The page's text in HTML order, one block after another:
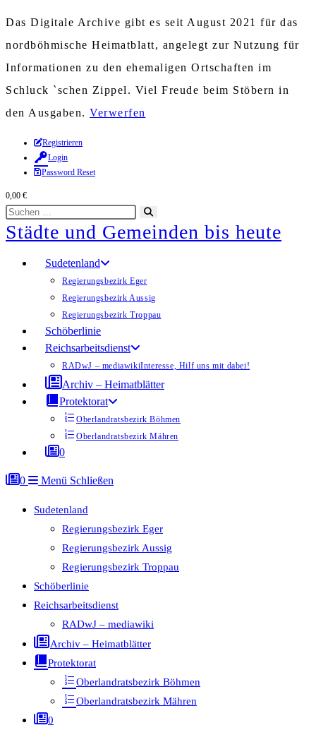
Das Digitale Archive gibt es seit August 2021 für das
nordböhmische Heimatblatt, angelegt zur Nutzung für
Informationen zu den ehemaligen Ortschaften im
Schluck `schen Zippel. Viel Freude beim Stöbern in
den Ausgaben. Verwerfen
Zum
Inhalt
springen
Registrieren
Login
Password Reset
0,00 €
Diese
Website
durchsuchen
starten
Städte und Gemeinden bis heute
Sudetenland
Regierungsbezirk Eger
Regierungsbezirk Aussig
Regierungsbezirk Troppau
Schöberlinie
Reichsarbeitsdienst
RADwJ – mediawikiInteresse, Hilf uns mit dabei!
Archiv – Heimatblätter
Protektorat
Oberlandratsbezirk Böhmen
Oberlandratsbezirk Mähren
0
0 Menü Schließen
Sudetenland
Regierungsbezirk Eger
Regierungsbezirk Aussig
Regierungsbezirk Troppau
Schöberlinie
Reichsarbeitsdienst
RADwJ – mediawiki
Archiv – Heimatblätter
Protektorat
Oberlandratsbezirk Böhmen
Oberlandratsbezirk Mähren
0